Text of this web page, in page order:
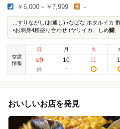
￥6,000～￥7,999 -
...すりながし(お通し) •なばな ホタルイカ
•お刺身4種盛り合わせ (ヤリイカ、しめ鯖
空席
情報
日
8/9
月
10
火
11
おいしいお店を発見